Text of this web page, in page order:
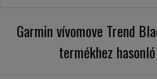
Garmin vívomove Trend
termékhez